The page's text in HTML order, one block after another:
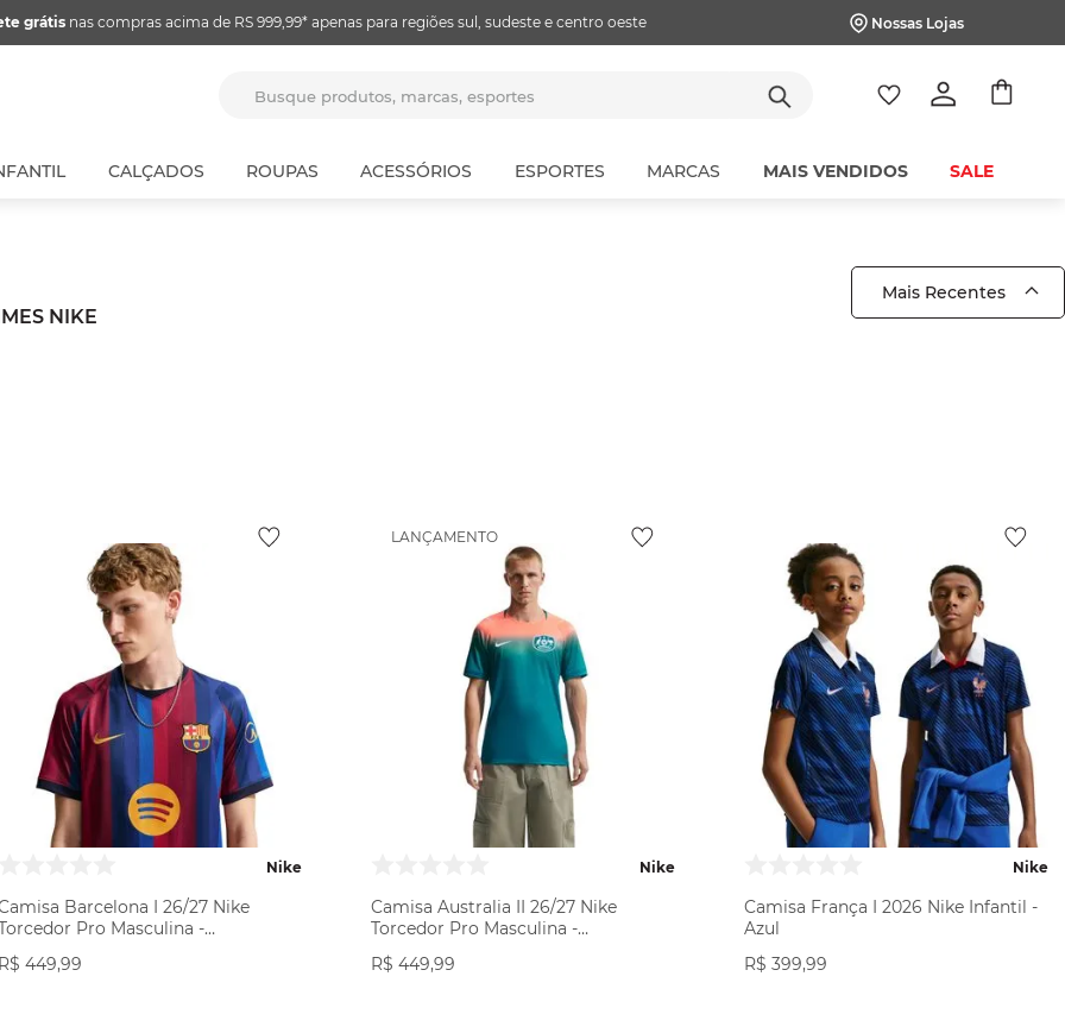
grátisnas compras acima de RS 999,99* apenas para regiões sul, sudeste e centro oeste Nossas Lojas
CALÇADOS ROUPAS ACESSÓRIOS ESPORTES MARCAS MAIS VENDIDOS SALE
NIKE
Mais Recentes
Nike
Barcelona I 26/27 Nike
Pro Masculina -
Azul/Vermelha
R$ 449,99
LANÇAMENTO
Nike
Camisa Australia II 26/27 Nike
Torcedor Pro Masculina -
Verde/Laranja
R$ 449,99
Nike
Camisa França I 2026 Nike Infantil -
Azul
R$ 399,99